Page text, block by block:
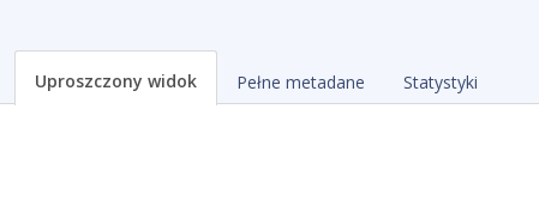
Uproszczony widok Pełne metadane Statystyki